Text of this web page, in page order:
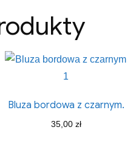
Bluza bordowa z czarnym.
35,00 zł